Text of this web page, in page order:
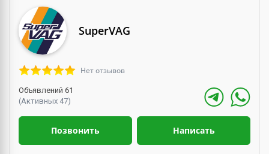
SuperVAG
Нет отзывов
Объявлений 61
(Активных 47)
Позвонить Написать